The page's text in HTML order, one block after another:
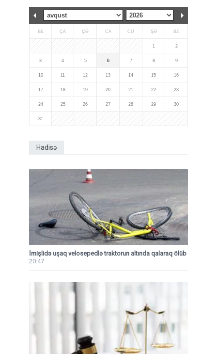
BE ÇA ÇƏ CA CÜ ŞƏ BZ
1 2
3 4 5 6 7 8 9
10 11 12 13 14 15 16
17 18 19 20 21 22 23
24 25 26 27 28 29 30
31
Hadisə
İmişlidə uşaq velosepedlə traktorun altında qalaraq ölüb
20:47